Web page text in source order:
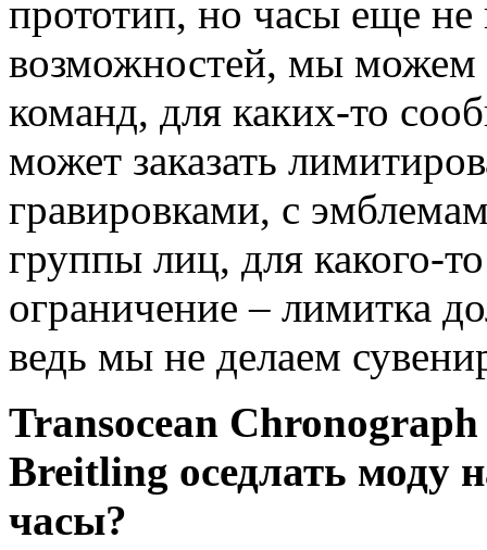
прототип, но часы еще
возможностей, мы можем
команд, для каких-то
может заказать
гравировками, с
группы лиц, для какого-
ограничение – лимитка
ведь мы не делаем
Transocean
Breitling оседлать моду
часы?